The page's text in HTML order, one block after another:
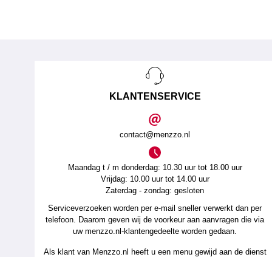
KLANTENSERVICE
contact@menzzo.nl
Maandag t / m donderdag: 10.30 uur tot 18.00 uur
Vrijdag: 10.00 uur tot 14.00 uur
Zaterdag - zondag: gesloten
Serviceverzoeken worden per e-mail sneller verwerkt dan per
telefoon. Daarom geven wij de voorkeur aan aanvragen die via
uw menzzo.nl-klantengedeelte worden gedaan.
Als klant van Menzzo.nl heeft u een menu gewijd aan de dienst